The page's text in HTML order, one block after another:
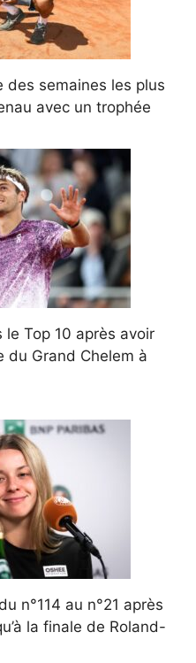
des semaines les plus
avec un trophée
Top 10 après avoir
du Grand Chelem à
n°114 au n°21 après
la finale de Roland-